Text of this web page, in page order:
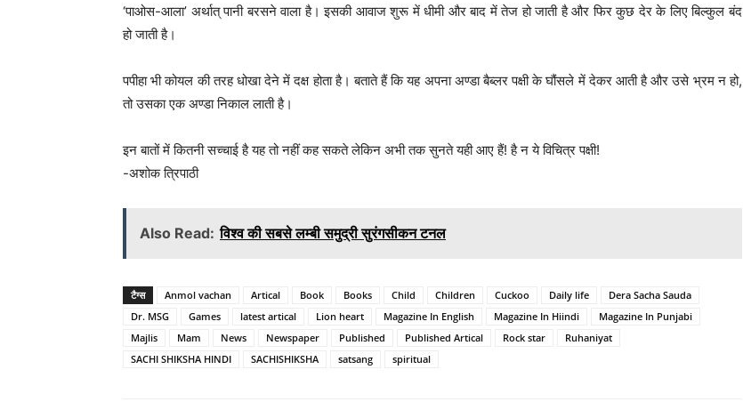
‘पाओस-आला’ अर्थात् पानी बरसने वाला है। इसकी आवाज शुरू में धीमी और बाद में तेज हो जाती है और फिर कुछ देर के लिए बिल्कुल बंद
हो जाती है।
पपीहा भी कोयल की तरह धोखा देने में दक्ष होता है। बताते हैं कि यह अपना अण्डा बैब्लर पक्षी के घौंसले में देकर आती है और उसे भ्रम न हो,
तो उसका एक अण्डा निकाल लाती है।
इन बातों में कितनी सच्चाई है यह तो नहीं कह सकते लेकिन अभी तक सुनते यही आए हैं! है न ये विचित्र पक्षी!
-अशोक त्रिपाठी
Also Read: विश्व की सबसे लम्बी समुद्री सुरंगसीकन टनल
टैग्स Anmol vachan Artical Book Books Child Children Cuckoo Daily life
Dera Sacha Sauda
Dr. MSG
Games latest artical Lion heart Magazine In English Magazine In Hiindi
Magazine In Punjabi
Majlis
Mam News Newspaper Published Published Artical Rock star
Ruhaniyat
SACHI SHIKSHA HINDI
SACHISHIKSHA satsang spiritual